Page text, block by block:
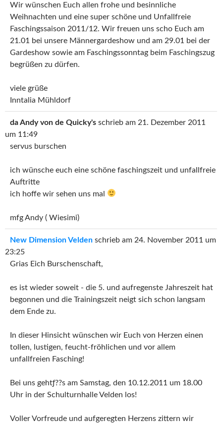
Wir wünschen Euch allen frohe und besinnliche
Weihnachten und eine super schöne und Unfallfreie
Faschingssaison 2011/12. Wir freuen uns scho Euch am
21.01 bei unsere Männergardeshow und am 29.01 bei der
Gardeshow sowie am Faschingssonntag beim Faschingszug
begrüßen zu dürfen.
viele grüße
Inntalia Mühldorf
da Andy von de Quicky's schrieb am 21. Dezember 2011
um 11:49
servus burschen
ich wünsche euch eine schöne faschingszeit und unfallfreie
Auftritte
ich hoffe wir sehen uns mal
mfg Andy ( Wiesimi)
New Dimension Velden schrieb am 24. November 2011 um
23:25
Grias Eich Burschenschaft,
es ist wieder soweit - die 5. und aufregenste Jahreszeit hat
begonnen und die Trainingszeit neigt sich schon langsam
dem Ende zu.
In dieser Hinsicht wünschen wir Euch von Herzen einen
tollen, lustigen, feucht-fröhlichen und vor allem
unfallfreien Fasching!
Bei uns gehtƒ??s am Samstag, den 10.12.2011 um 18.00
Uhr in der Schulturnhalle Velden los!
Voller Vorfreude und aufgeregten Herzens zittern wir